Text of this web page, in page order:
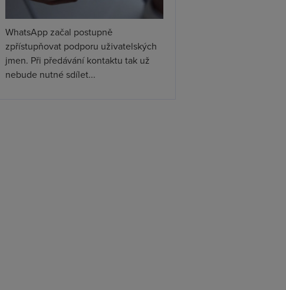
WhatsApp začal postupně
zpřístupňovat podporu uživatelských
jmen. Při předávání kontaktu tak už
nebude nutné sdílet...